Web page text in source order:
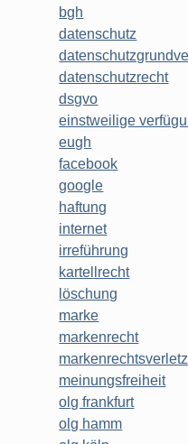
bgh
datenschutz
datenschutzrecht
dsgvo
einstweilige
eugh
facebook
google
haftung
internet
irreführung
kartellrecht
löschung
marke
markenrecht
meinungsfreiheit
olg frankfurt
olg hamm